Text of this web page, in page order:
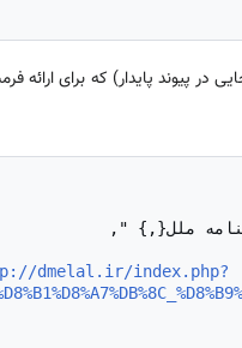
در پیوند پایدار) که برای
dmelal.ir/index.php?